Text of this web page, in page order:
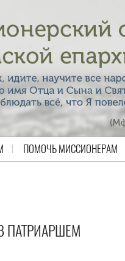
ПОМОЧЬ МИССИОНЕРАМ
ПАТРИАРШЕМ